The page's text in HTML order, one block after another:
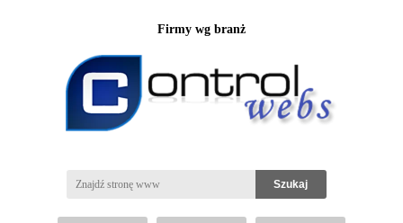
Firmy wg branż